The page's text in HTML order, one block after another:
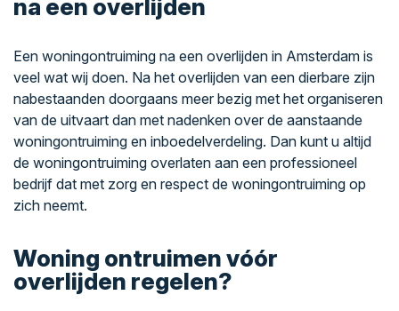
na een overlijden
Een woningontruiming na een overlijden in Amsterdam is
veel wat wij doen. Na het overlijden van een dierbare zijn
nabestaanden doorgaans meer bezig met het organiseren
van de uitvaart dan met nadenken over de aanstaande
woningontruiming en inboedelverdeling. Dan kunt u altijd
de woningontruiming overlaten aan een professioneel
bedrijf dat met zorg en respect de woningontruiming op
zich neemt.
Woning ontruimen vóór
overlijden regelen?